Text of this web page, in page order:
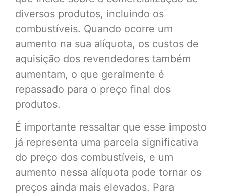
diversos produtos, incluindo os
combustíveis. Quando ocorre um
aumento na sua alíquota, os custos de
aquisição dos revendedores também
aumentam, o que geralmente é
repassado para o preço final dos
produtos.
É importante ressaltar que esse imposto
já representa uma parcela significativa
do preço dos combustíveis, e um
aumento nessa alíquota pode tornar os
preços ainda mais elevados. Para